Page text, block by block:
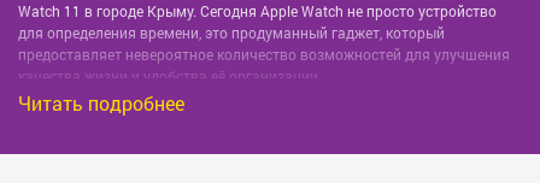
Watch 11 в городе Крыму. Сегодня Apple Watch не просто устройство
для определения времени, это продуманный гаджет, который
предоставляет невероятное количество возможностей для улучшения
качества жизни и удобства её организации.
Технологичность и современное решение
Читать подробнее